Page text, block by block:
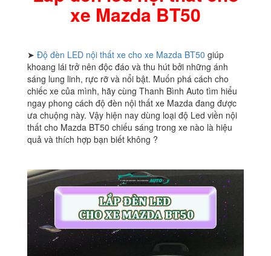
xe Mazda BT50
➤ Độ đèn LED nội thất xe cho xe Mazda BT50 giúp
khoang lái trở nên độc đáo và thu hút bởi những ánh
sáng lung linh, rực rỡ và nổi bật. Muốn phá cách cho
chiếc xe của mình, hãy cùng Thanh Bình Auto tìm hiểu
ngay phong cách độ đèn nội thất xe Mazda đang được
ưa chuộng này. Vậy hiện nay dùng loại độ Led viền nội
thất cho Mazda BT50 chiếu sáng trong xe nào là hiệu
quả và thích hợp bạn biết không ?